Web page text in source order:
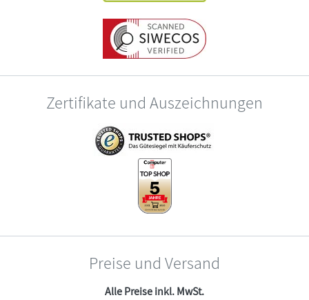
Zertifikate und Auszeichnungen
Preise und Versand
Alle Preise inkl. MwSt.